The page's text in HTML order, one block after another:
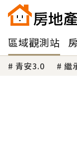
區域觀測站
青安3.0 繼